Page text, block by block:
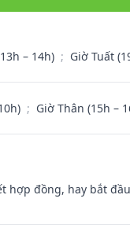
– 14h) ; Giờ Tuất
; Giờ Thân (15h –
hợp đồng, hay bắt